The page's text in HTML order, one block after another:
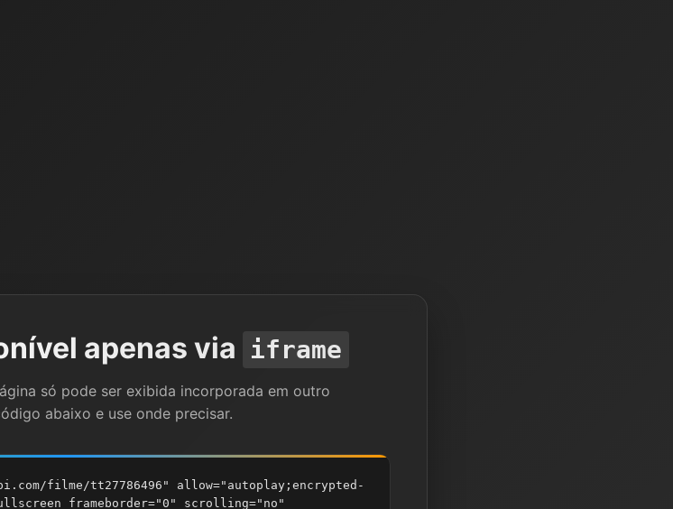
apenas via iframe
só pode ser exibida incorporada em outro
abaixo e use onde precisar.
filme/tt27786496" allow="autoplay;encrypted-
frameborder="0" scrolling="no"